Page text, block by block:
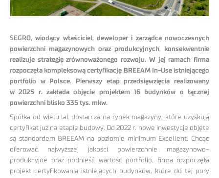
SEGRO, wiodący właściciel, deweloper i zarządca nowoczesnych
powierzchni magazynowych oraz produkcyjnych, konsekwentnie
realizuje strategię zrównoważonego rozwoju. W jej ramach firma
rozpoczęła kompleksową certyfikację BREEAM In-Use istniejącego
portfolio w Polsce. Pierwszy etap przedsięwzięcia realizowany
w 2025 r. zakłada objęcie projektem 16 budynków o łącznej
powierzchni blisko 335 tys. mkw.
Spółka od wielu lat dostarcza na rynek magazyny, które uzyskują
certyfikat już na etapie budowy. Od 2022 r. nowe inwestycje objęte
są standardem BREEAM na poziomie minimum Excellent. Chcąc
oferować najwyższej jakości powierzchnie magazynowo-
produkcyjne oraz podnieść wartość portfolio, firma rozpoczęła
projekt certyfikowania istniejących budynków, które do tej pory